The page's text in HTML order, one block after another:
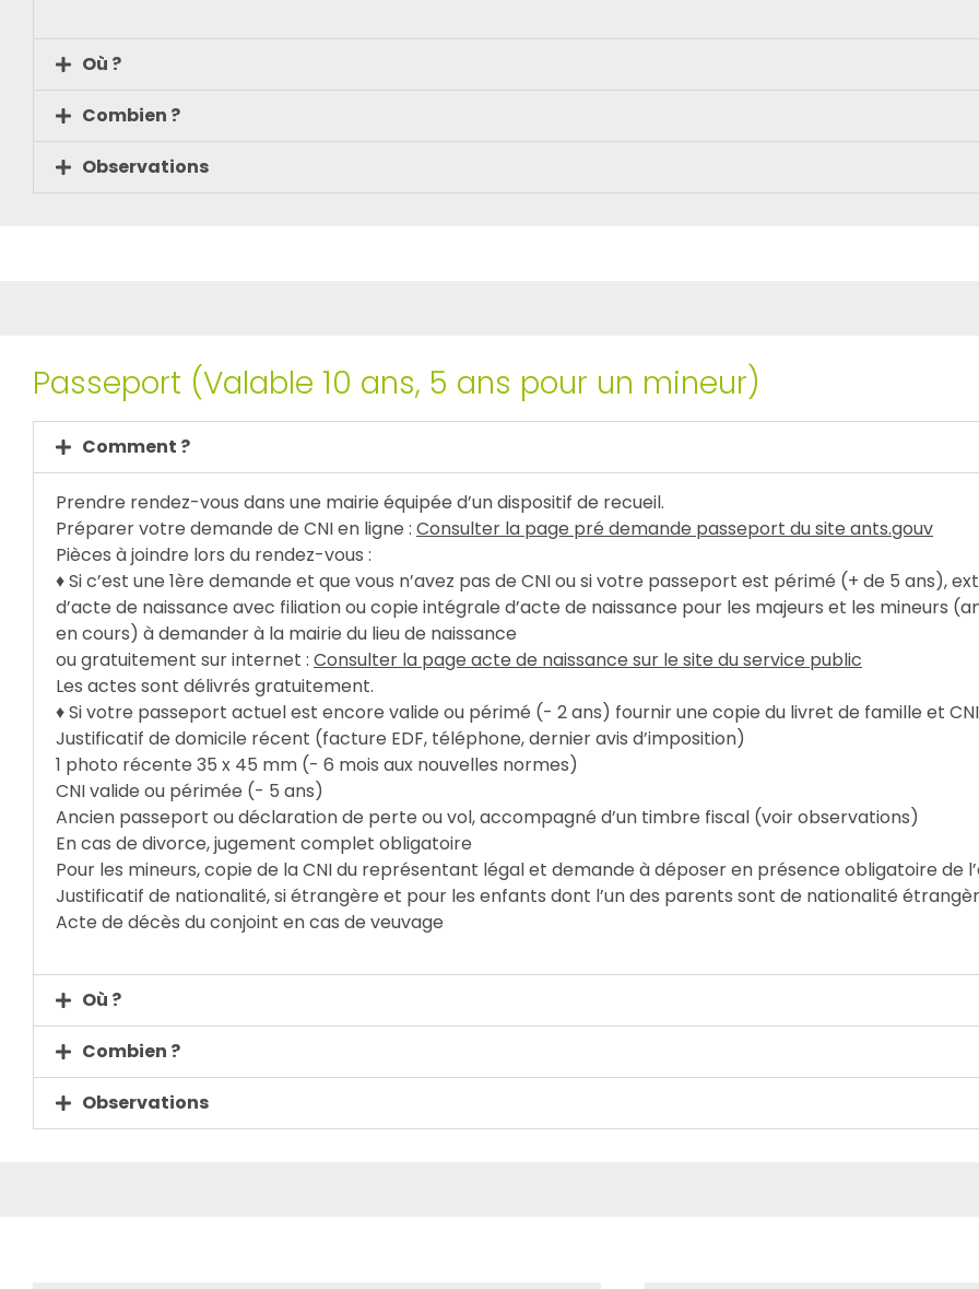
Où ?
Combien ?
Observations
Passeport (Valable 10 ans, 5 ans pour un mineur)
Comment ?
Prendre rendez-vous dans une mairie équipée d’un dispositif de recueil.
Préparer votre demande de CNI en ligne : Consulter la page pré demande passeport du site ants.gouv
Pièces à joindre lors du rendez-vous :
♦ Si c’est une 1ère demande et que vous n’avez pas de CNI ou si votre passeport est périmé (+ de 5 ans),
d’acte de naissance avec filiation ou copie intégrale d’acte de naissance pour les majeurs et les mineurs
en cours) à demander à la mairie du lieu de naissance
ou gratuitement sur internet : Consulter la page acte de naissance sur le site du service public
Les actes sont délivrés gratuitement.
♦ Si votre passeport actuel est encore valide ou périmé (- 2 ans) fournir une copie du livret de famille et
Justificatif de domicile récent (facture EDF, téléphone, dernier avis d’imposition)
1 photo récente 35 x 45 mm (- 6 mois aux nouvelles normes)
CNI valide ou périmée (- 5 ans)
Ancien passeport ou déclaration de perte ou vol, accompagné d’un timbre fiscal (voir observations)
En cas de divorce, jugement complet obligatoire
Pour les mineurs, copie de la CNI du représentant légal et demande à déposer en présence obligatoire de
Justificatif de nationalité, si étrangère et pour les enfants dont l’un des parents sont de nationalité
Acte de décès du conjoint en cas de veuvage
Où ?
Combien ?
Observations